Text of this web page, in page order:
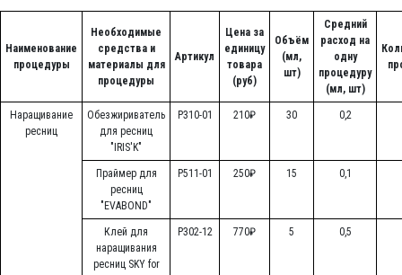
Наименование
процедуры
Необходимые
средства и
материалы для
процедуры
Артикул
Цена за
единицу
товара
(руб)
Объём
(мл,
шт)
Средний
расход на
одну
процедуру
(мл, шт)
Наращивание
ресниц
Обезжириватель
для ресниц
"IRIS'K"
Р310-01 210₽ 30 0,2
Праймер для
ресниц
"EVABOND"
Р511-01 250₽ 15 0,1
Клей для
наращивания
ресниц SKY for
Р302-12 770₽ 5 0,5